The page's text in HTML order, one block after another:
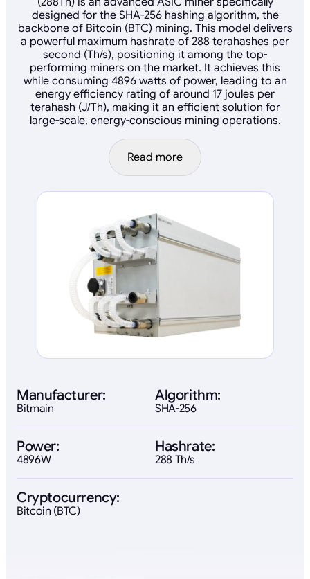
designed for the SHA-256 hashing algorithm, the
backbone of Bitcoin (BTC) mining. This model delivers
a powerful maximum hashrate of 288 terahashes per
second (Th/s), positioning it among the top-
performing miners on the market. It achieves this
while consuming 4896 watts of power, leading to an
energy efficiency rating of around 17 joules per
terahash (J/Th), making it an efficient solution for
large-scale, energy-conscious mining operations.
Read more
Manufacturer:
Bitmain
Algorithm:
SHA-256
Power:
4896W
Hashrate:
288 Th/s
Cryptocurrency:
Bitcoin (BTC)